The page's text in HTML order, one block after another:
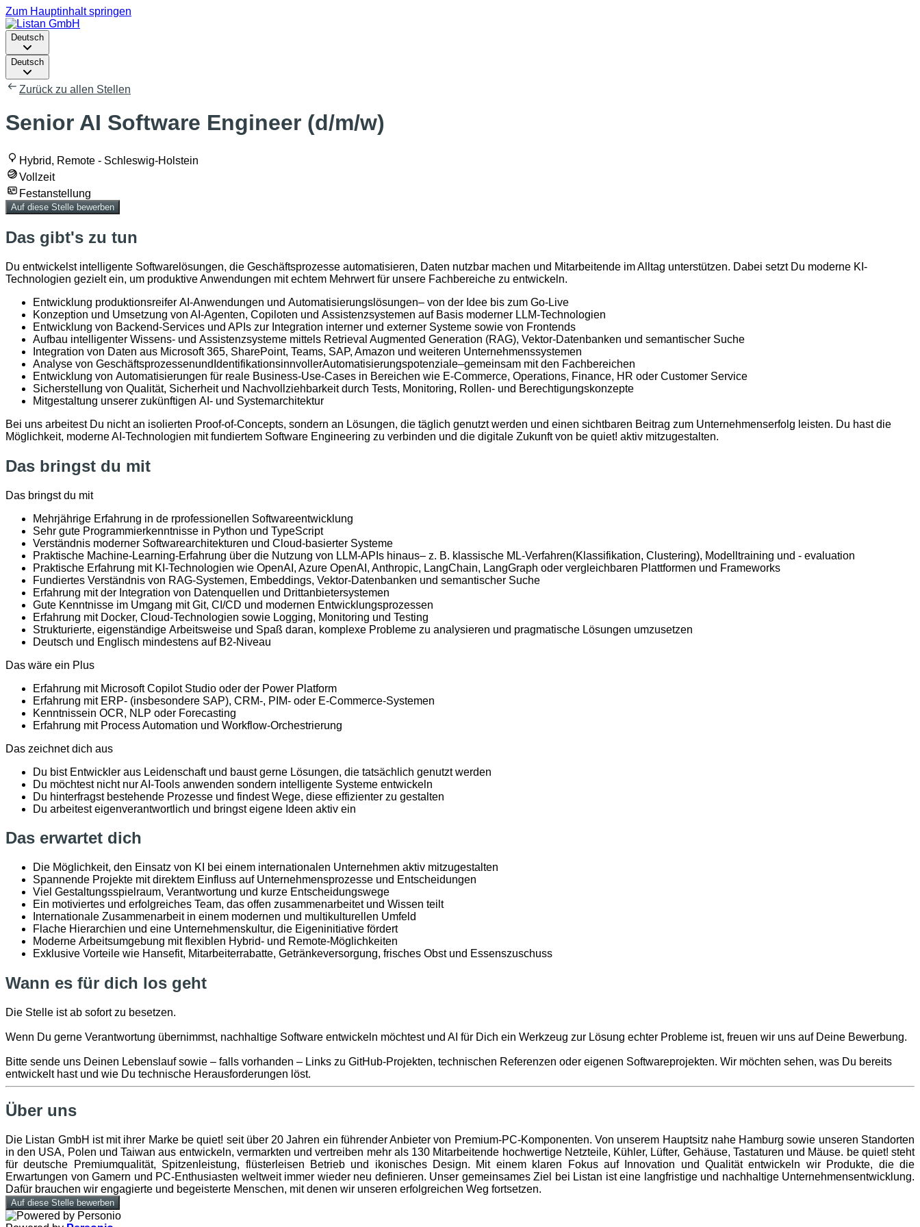
Zum Hauptinhalt springen
Deutsch
Deutsch
Zurück zu allen Stellen
Senior AI Software Engineer (d/m/w)
Hybrid, Remote - Schleswig-Holstein
Vollzeit
Festanstellung
Auf diese Stelle bewerben
Das gibt's zu tun
Du entwickelst intelligente Softwarelösungen, die Geschäftsprozesse automatisieren, Daten nutzbar machen und Mitarbeitende im Alltag unterstützen. Dabei setzt Du moderne KI-
Technologien gezielt ein, um produktive Anwendungen mit echtem Mehrwert für unsere Fachbereiche zu entwickeln.
Entwicklung produktionsreifer AI-Anwendungen und Automatisierungslösungen– von der Idee bis zum Go-Live
Konzeption und Umsetzung von AI-Agenten, Copiloten und Assistenzsystemen auf Basis moderner LLM-Technologien
Entwicklung von Backend-Services und APIs zur Integration interner und externer Systeme sowie von Frontends
Aufbau intelligenter Wissens- und Assistenzsysteme mittels Retrieval Augmented Generation (RAG), Vektor-Datenbanken und semantischer Suche
Integration von Daten aus Microsoft 365, SharePoint, Teams, SAP, Amazon und weiteren Unternehmenssystemen
Analyse von Geschäftsprozessenund IdentifikationsinnvollerAutomatisierungspotenziale–gemeinsam mitden Fachbereichen
Entwicklung von Automatisierungen für reale Business-Use-Cases in Bereichen wie E-Commerce, Operations, Finance, HR oder Customer Service
Sicherstellung von Qualität, Sicherheit und Nachvollziehbarkeitdurch Tests, Monitoring, Rollen- und Berechtigungskonzepte
Mitgestaltung unserer zukünftigen AI- und Systemarchitektur
Bei uns arbeitest Du nicht an isolierten Proof-of-Concepts, sondern an Lösungen, die täglich genutzt werden und einen sichtbaren Beitrag zum Unternehmenserfolg leisten. Du hast die
Möglichkeit, moderne AI-Technologien mit fundiertem Software Engineering zu verbinden und die digitale Zukunft von be quiet! aktiv mitzugestalten.
Das bringst du mit
Das bringst du mit
Mehrjährige Erfahrung in de rprofessionellen Softwareentwicklung
Sehr gute Programmierkenntnisse in Python und TypeScript
Verständnis moderner Softwarearchitekturen und Cloud-basierter Systeme
Praktische Machine-Learning-Erfahrung über die Nutzung von LLM-APIs hinaus– z. B. klassische ML-Verfahren(Klassifikation, Clustering), Modelltraining und - evaluation
Praktische Erfahrung mit KI-Technologien wie OpenAI, Azure OpenAI, Anthropic, LangChain, LangGraph oder vergleichbaren Plattformen und Frameworks
Fundiertes Verständnis von RAG-Systemen, Embeddings, Vektor-Datenbanken und semantischer Suche
Erfahrung mitder Integration von Datenquellen und Drittanbietersystemen
Gute Kenntnisse im Umgang mitGit, CI/CD und modernen Entwicklungsprozessen
Erfahrung mit Docker, Cloud-Technologien sowie Logging, Monitoring und Testing
Strukturierte, eigenständige Arbeitsweise und Spaß daran, komplexe Probleme zu analysieren und pragmatische Lösungen umzusetzen
Deutsch und Englisch mindestens auf B2-Niveau
Das wäre ein Plus
Erfahrung mit Microsoft Copilot Studio oder der Power Platform
Erfahrung mit ERP- (insbesondere SAP), CRM-, PIM- oder E-Commerce-Systemen
Kenntnissein OCR, NLP oder Forecasting
Erfahrung mit Process Automation und Workflow-Orchestrierung
Das zeichnet dich aus
Du bist Entwickler aus Leidenschaft und baustgerne Lösungen, die tatsächlich genutztwerden
Du möchtest nicht nur AI-Tools anwenden sondern intelligente Systeme entwickeln
Du hinterfragst bestehende Prozesse und findestWege, diese effizienter zu gestalten
Du arbeitesteigenverantwortlich und bringsteigene Ideen aktiv ein
Das erwartet dich
Die Möglichkeit, den Einsatz von KI bei einem internationalen Unternehmen aktiv mitzugestalten
Spannende Projekte mitdirektem Einfluss auf Unternehmensprozesse und Entscheidungen
Viel Gestaltungsspielraum, Verantwortung und kurze Entscheidungswege
Ein motiviertes und erfolgreiches Team, das offen zusammenarbeitet und Wissen teilt
Internationale Zusammenarbeit in einem modernen und multikulturellen Umfeld
Flache Hierarchien und eine Unternehmenskultur, die Eigeninitiative fördert
Moderne Arbeitsumgebung mitflexiblen Hybrid- und Remote-Möglichkeiten
Exklusive Vorteile wie Hansefit, Mitarbeiterrabatte, Getränkeversorgung, frisches Obst und Essenszuschuss
Wann es für dich los geht
Die Stelle ist ab sofort zu besetzen.
Wenn Du gerne Verantwortung übernimmst, nachhaltige Software entwickeln möchtest und AI für Dich ein Werkzeug zur Lösung echter Probleme ist, freuen wir uns auf Deine Bewerbung.
Bitte sende uns Deinen Lebenslauf sowie – falls vorhanden – Links zu GitHub-Projekten, technischen Referenzen oder eigenen Softwareprojekten. Wir möchten sehen, was Du bereits
entwickelt hast und wie Du technische Herausforderungen löst.
Über uns
Die Listan GmbH ist mit ihrer Marke be quiet! seit über 20 Jahren ein führender Anbieter von Premium-PC-Komponenten. Von unserem Hauptsitz nahe Hamburg sowie unseren Standorten
in den USA, Polen und Taiwan aus entwickeln, vermarkten und vertreiben mehr als 130 Mitarbeitende hochwertige Netzteile, Kühler, Lüfter, Gehäuse, Tastaturen und Mäuse. be quiet! steht
für deutsche Premiumqualität, Spitzenleistung, flüsterleisen Betrieb und ikonisches Design. Mit einem klaren Fokus auf Innovation und Qualität entwickeln wir Produkte, die die
Erwartungen von Gamern und PC-Enthusiasten weltweit immer wieder neu definieren. Unser gemeinsames Ziel bei Listan ist eine langfristige und nachhaltige Unternehmensentwicklung.
Dafür brauchen wir engagierte und begeisterte Menschen, mit denen wir unseren erfolgreichen Weg fortsetzen.
Auf diese Stelle bewerben